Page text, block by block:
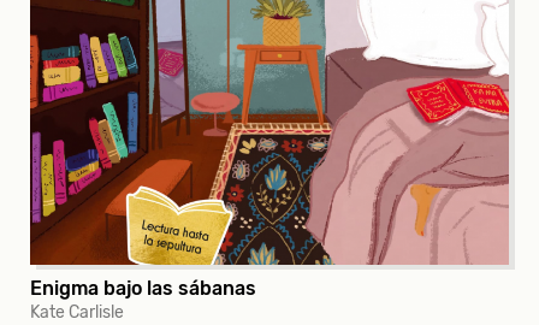
Enigma bajo las sábanas
Kate Carlisle